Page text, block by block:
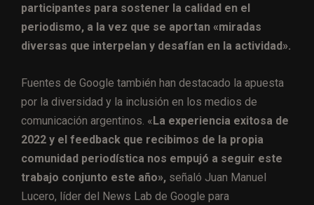
participantes para sostener la calidad en el
periodismo, a la vez que se aportan «miradas
diversas que interpelan y desafían en la actividad».
Fuentes de Google también han destacado la apuesta
por la diversidad y la inclusión en los medios de
comunicación argentinos. «La experiencia exitosa de
2022 y el feedback que recibimos de la propia
comunidad periodística nos empujó a seguir este
trabajo conjunto este año», señaló Juan Manuel
Lucero, líder del News Lab de Google para